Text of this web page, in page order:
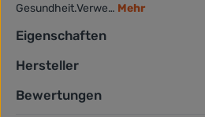
Gesundheit.Verwe… Mehr
Eigenschaften
Hersteller
Bewertungen